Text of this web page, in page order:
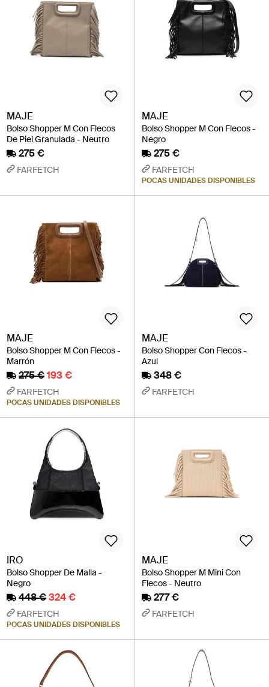
MAJE
Bolso Shopper M Con Flecos
De Piel Granulada - Neutro
275 €
FARFETCH
MAJE
Bolso Shopper M Con Flecos -
Negro
275 €
FARFETCH
POCAS UNIDADES DISPONIBLES
MAJE
Bolso Shopper M Con Flecos -
Marrón
275 €193 €
FARFETCH
POCAS UNIDADES DISPONIBLES
MAJE
Bolso Shopper Con Flecos -
Azul
348 €
FARFETCH
IRO
Bolso Shopper De Malla -
Negro
448 €324 €
FARFETCH
POCAS UNIDADES DISPONIBLES
MAJE
Bolso Shopper M Mini Con
Flecos - Neutro
277 €
FARFETCH